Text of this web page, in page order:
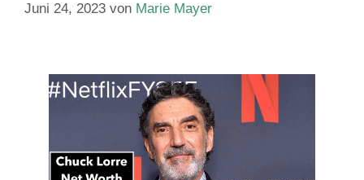
Juni 24, 2023 von Marie Mayer